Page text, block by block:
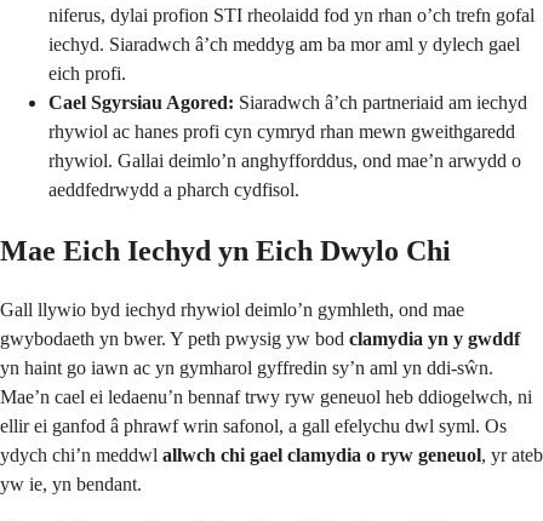
niferus, dylai profion STI rheolaidd fod yn rhan o’ch trefn gofal
iechyd. Siaradwch â’ch meddyg am ba mor aml y dylech gael
eich profi.
Cael Sgyrsiau Agored: Siaradwch â’ch partneriaid am iechyd
rhywiol ac hanes profi cyn cymryd rhan mewn gweithgaredd
rhywiol. Gallai deimlo’n anghyfforddus, ond mae’n arwydd o
aeddfedrwydd a pharch cydfisol.
Mae Eich Iechyd yn Eich Dwylo Chi
Gall llywio byd iechyd rhywiol deimlo’n gymhleth, ond mae
gwybodaeth yn bwer. Y peth pwysig yw bod clamydia yn y gwddf
yn haint go iawn ac yn gymharol gyffredin sy’n aml yn ddi-sŵn.
Mae’n cael ei ledaenu’n bennaf trwy ryw geneuol heb ddiogelwch, ni
ellir ei ganfod â phrawf wrin safonol, a gall efelychu dwl syml. Os
ydych chi’n meddwl allwch chi gael clamydia o ryw geneuol, yr ateb
yw ie, yn bendant.